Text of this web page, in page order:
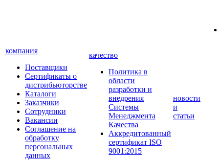
компания
Поставщики
Сертификаты о
дистрибьюторстве
Каталоги
Заказчики
Сотрудники
Вакансии
Соглашение на
обработку
персональных
данных
качество
Политика в
области
разработки и
внедрения
Системы
Менеджмента
Качества
Аккредитованный
сертификат ISO
9001:2015
новости
и
статьи